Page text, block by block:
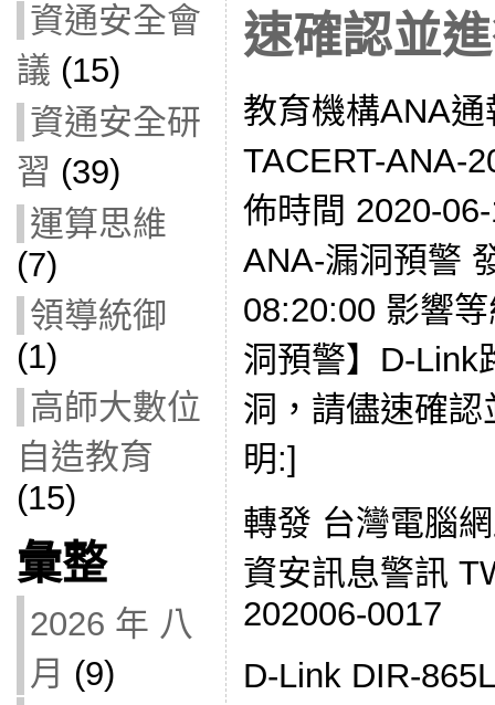
資通安全會
議 (15)
資通安全研
習 (39)
運算思維
(7)
領導統御
(1)
高師大數位
自造教育
(15)
彙整
2026 年 八
月 (9)
速確認並
教育機構ANA
TACERT-ANA-
佈時間 2020-
ANA-漏洞預警
08:20:00 影響
洞預警】D-Link
洞，請儘速確
明:]
轉發 台灣電腦
資安訊息警訊
202006-0017
D-Link DIR-